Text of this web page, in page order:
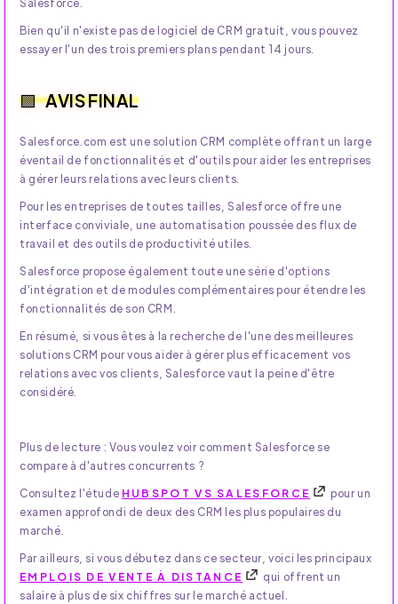
Salesforce.
Bien qu'il n'existe pas de logiciel de CRM gratuit, vous pouvez
essayer l'un des trois premiers plans pendant 14 jours.
AVIS FINAL
Salesforce.com est une solution CRM complète offrant un large
éventail de fonctionnalités et d'outils pour aider les entreprises
à gérer leurs relations avec leurs clients.
Pour les entreprises de toutes tailles, Salesforce offre une
interface conviviale, une automatisation poussée des flux de
travail et des outils de productivité utiles.
Salesforce propose également toute une série d'options
d'intégration et de modules complémentaires pour étendre les
fonctionnalités de son CRM.
En résumé, si vous êtes à la recherche de l'une des meilleures
solutions CRM pour vous aider à gérer plus efficacement vos
relations avec vos clients, Salesforce vaut la peine d'être
considéré.
Plus de lecture : Vous voulez voir comment Salesforce se
compare à d'autres concurrents ?
Consultez l'étude HUBSPOT VS SALESFORCE
pour un
examen approfondi de deux des CRM les plus populaires du
marché.
Par ailleurs, si vous débutez dans ce secteur, voici les principaux
EMPLOIS DE VENTE À DISTANCE
qui offrent un
salaire à plus de six chiffres sur le marché actuel.